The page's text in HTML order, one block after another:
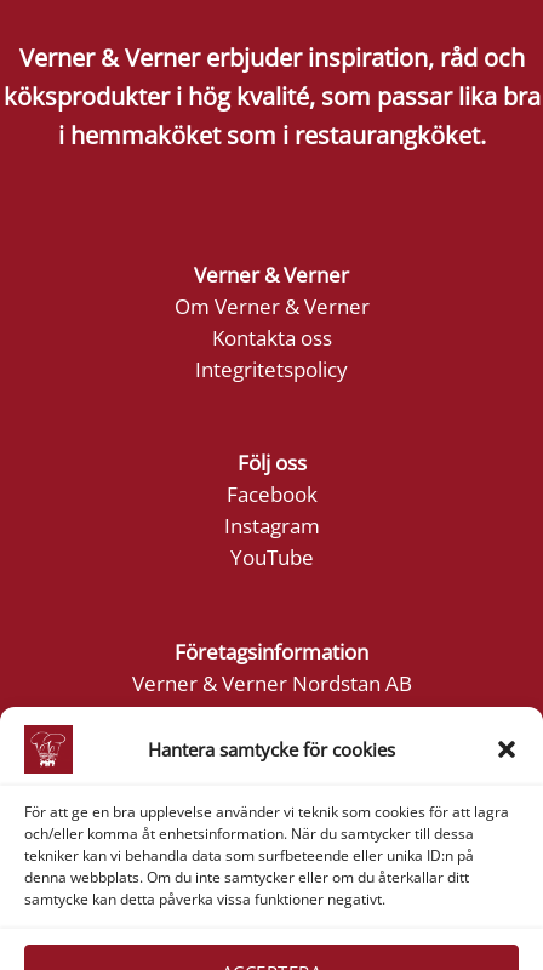
Hantera samtycke för cookies
För att ge en bra upplevelse använder vi teknik som cookies för att lagra
och/eller komma åt enhetsinformation. När du samtycker till dessa
tekniker kan vi behandla data som surfbeteende eller unika ID:n på
denna webbplats. Om du inte samtycker eller om du återkallar ditt
samtycke kan detta påverka vissa funktioner negativt.
Verner & Verner erbjuder inspiration, råd och
köksprodukter i hög kvalité, som passar lika bra
i hemmaköket som i restaurangköket.
Verner & Verner
Om Verner & Verner
Kontakta oss
Integritetspolicy
Följ oss
Facebook
Instagram
YouTube
Företagsinformation
Verner & Verner Nordstan AB
Lilla Klädpressaregatan 11
411 05 Göteborg
Visa MasterCardAmerican
Alla rättigheter reserverade 2026 ©Verner & Verner